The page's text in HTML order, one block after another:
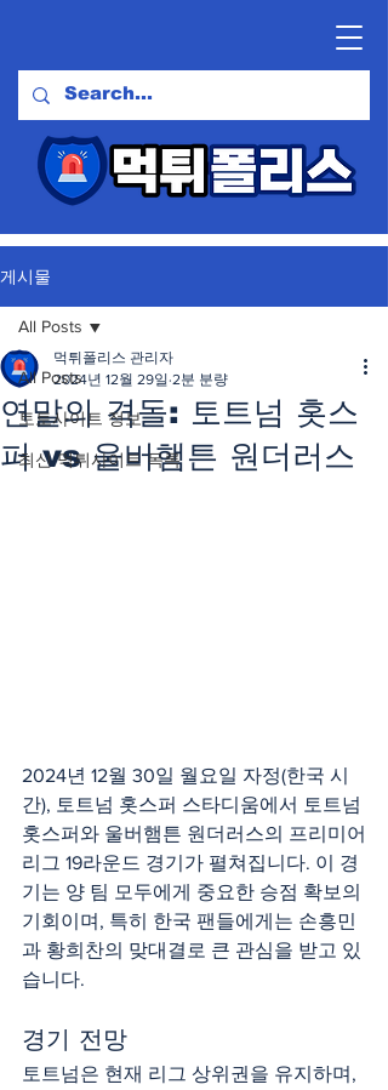
게시물
All Posts
토토사이트 정보
최신 먹튀사이트 목록
All Posts
연말의 격돌: 토트넘 홋스
퍼 vs 울버햄튼 원더러스
먹튀폴리스 관리자
2024년 12월 29일 2분 분량
2024년 12월 30일 월요일 자정(한국 시
간), 토트넘 홋스퍼 스타디움에서 토트넘
홋스퍼와 울버햄튼 원더러스의 프리미어
리그 19라운드 경기가 펼쳐집니다. 이 경
기는 양 팀 모두에게 중요한 승점 확보의
기회이며, 특히 한국 팬들에게는 손흥민
과 황희찬의 맞대결로 큰 관심을 받고 있
습니다.
경기 전망
토트넘은 현재 리그 상위권을 유지하며,